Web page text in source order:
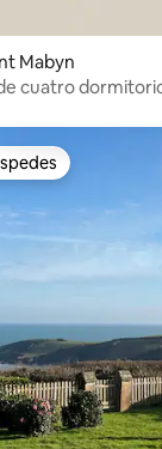
Mabyn
cuatro